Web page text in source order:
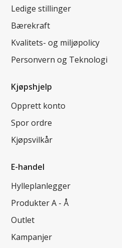
Ledige stillinger
Bærekraft
Kvalitets- og miljøpolicy
Personvern og Teknologi
Kjøpshjelp
Opprett konto
Spor ordre
Kjøpsvilkår
E-handel
Hylleplanlegger
Produkter A - Å
Outlet
Kampanjer